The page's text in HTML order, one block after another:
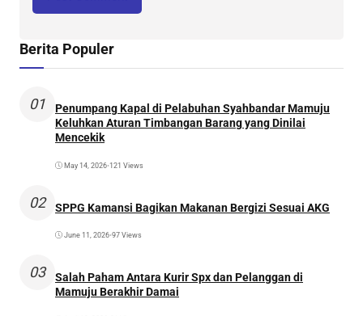
Berita Populer
01
Penumpang Kapal di Pelabuhan Syahbandar Mamuju
Keluhkan Aturan Timbangan Barang yang Dinilai
Mencekik
May 14, 2026•121 Views
02 SPPG Kamansi Bagikan Makanan Bergizi Sesuai AKG
June 11, 2026•97 Views
03
Salah Paham Antara Kurir Spx dan Pelanggan di
Mamuju Berakhir Damai